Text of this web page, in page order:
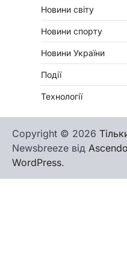
Новини світу
Новини спорту
Новини України
Події
Технології
Copyright © 2026
Newsbreeze від
WordPress.